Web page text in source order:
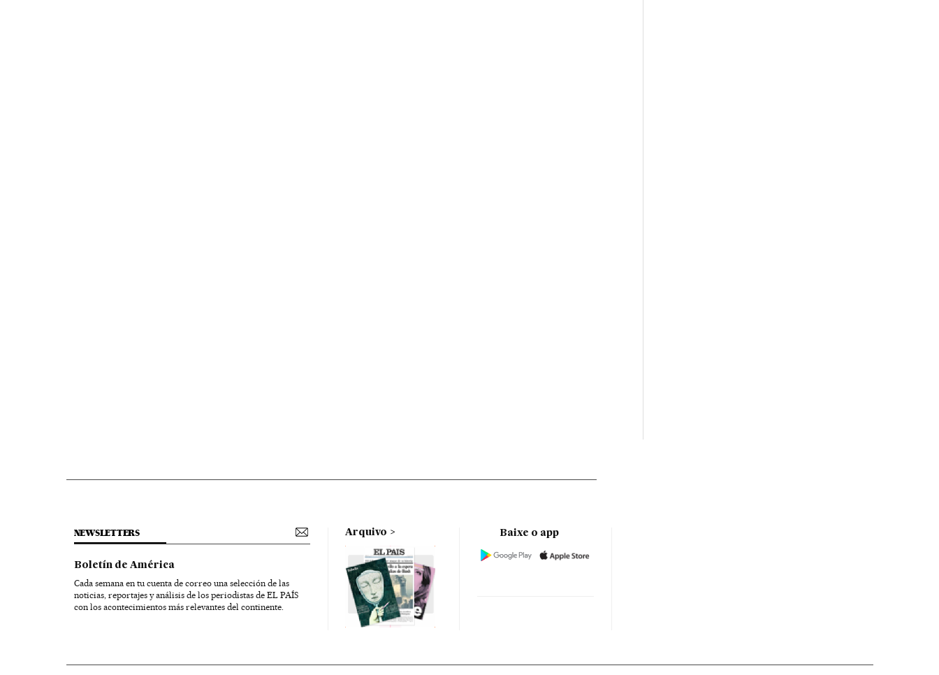
NEWSLETTERS
Boletín de América
Cada semana en tu cuenta de correo una selección de las
noticias, reportajes y análisis de los periodistas de EL PAÍS
con los acontecimientos más relevantes del continente.
Arquivo Baixe o app